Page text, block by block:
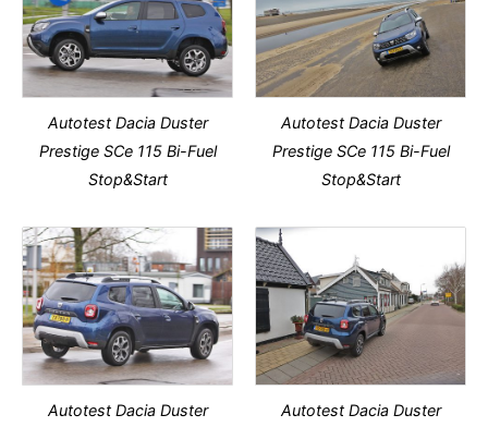
Autotest Dacia Duster
Prestige SCe 115 Bi-Fuel
Stop&Start
Autotest Dacia Duster
Prestige SCe 115 Bi-Fuel
Stop&Start
Autotest Dacia Duster
Autotest Dacia Duster